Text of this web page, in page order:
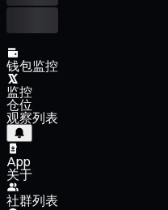
钱包监控
监控
仓位
观察列表
App
关于
社群列表